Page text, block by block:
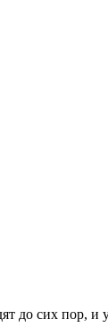
до сих пор,